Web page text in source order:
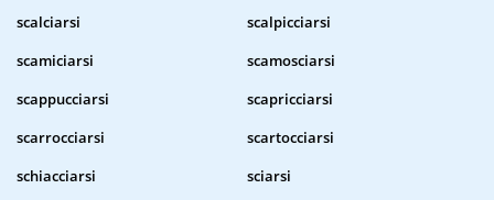
scalciarsi
scalpicciarsi
scamiciarsi
scamosciarsi
scappucciarsi
scapricciarsi
scarrocciarsi
scartocciarsi
schiacciarsi
sciarsi